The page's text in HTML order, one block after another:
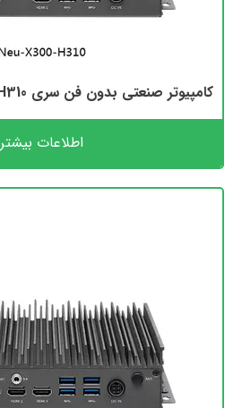
کامپیوتر صنعتی بدون فن سری Nexcom Neu-X300-H310
اطلاعات بیشتر